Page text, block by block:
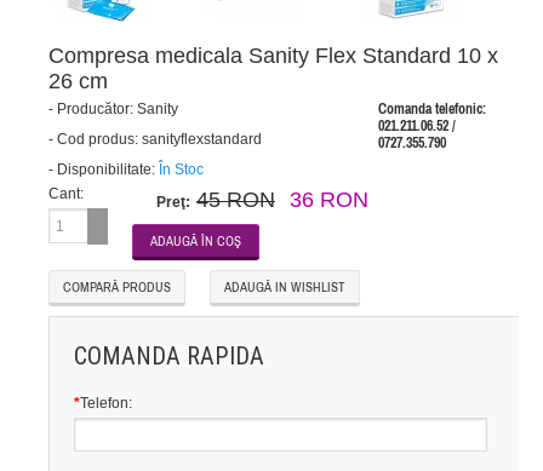
Compresa medicala Sanity Flex Standard 10 x
26 cm
Comanda telefonic:
021.211.06.52 /
0727.355.790
- Producător: Sanity
- Cod produs: sanityflexstandard
- Disponibilitate: În Stoc
Cant:
Preţ: 45 RON 36 RON
COMPARĂ PRODUS ADAUGĂ IN WISHLIST
COMANDA RAPIDA
*Telefon: